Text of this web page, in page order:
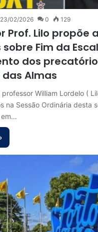
23/02/2026 0 129
Prof. Lilo propõe
Fim da
dos precatórios
das Almas
William Lordelo (
na Sessão Ordinária desta